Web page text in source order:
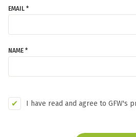
EMAIL *
NAME *
I have read and agree to GFW's